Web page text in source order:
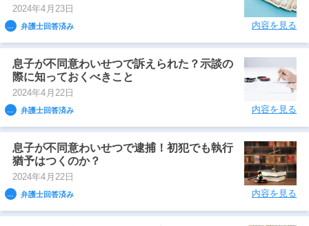
2024年4月23日
弁護士回答済み 内容を見る
息子が不同意わいせつで訴えられた？示談の
際に知っておくべきこと
2024年4月22日
弁護士回答済み 内容を見る
息子が不同意わいせつで逮捕！初犯でも執行
猶予はつくのか？
2024年4月22日
弁護士回答済み 内容を見る